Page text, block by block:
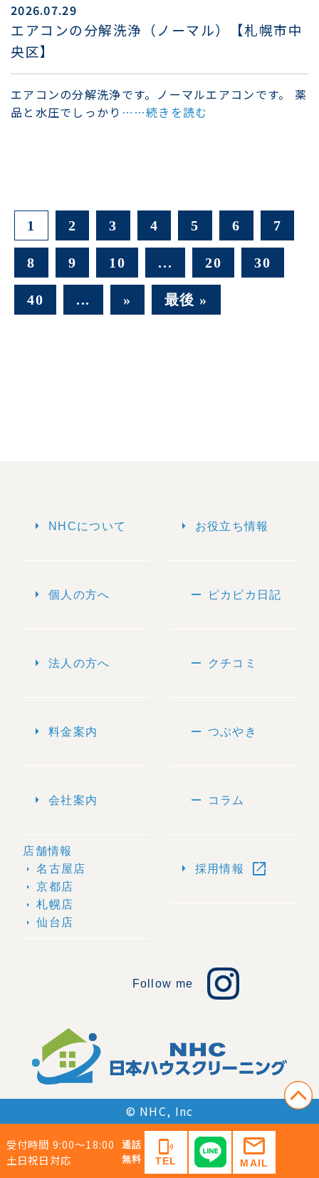
受付時間 9:00〜18:00
土日祝日対応
通話
無料
phonelink_ring
TEL
mail
MAIL
2026.07.29
エアコンの分解洗浄（ノーマル）【札幌市中
央区】
エアコンの分解洗浄です。ノーマルエアコンです。 薬
品と水圧でしっかり ……続きを読む
1 2 3 4 5 6 7
8 9 10 ... 20 30
40 ... » 最後 »
arrow_right NHCについて
arrow_right 個人の方へ
arrow_right 法人の方へ
arrow_right 料金案内
arrow_right 会社案内
店舗情報
arrow_right 名古屋店
arrow_right 京都店
arrow_right 札幌店
arrow_right 仙台店
arrow_right お役立ち情報
remove ピカピカ日記
remove クチコミ
remove つぶやき
remove コラム
arrow_right 採用情報 open_in_new
Follow me
© NHC, Inc